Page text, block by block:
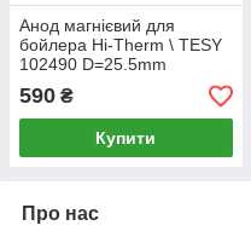
Анод магнієвий для
бойлера Hi-Therm \ TESY
102490 D=25.5mm
L=170mm, різьба M8x30
590 ₴
Купити
Про нас